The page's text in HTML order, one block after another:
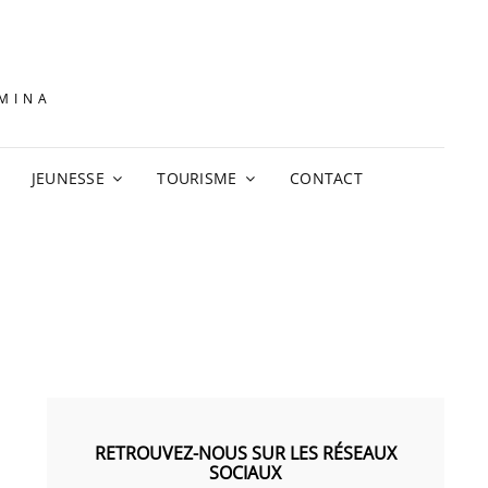
JEUNESSE TOURISME CONTACT
RETROUVEZ-NOUS SUR LES RÉSEAUX
SOCIAUX